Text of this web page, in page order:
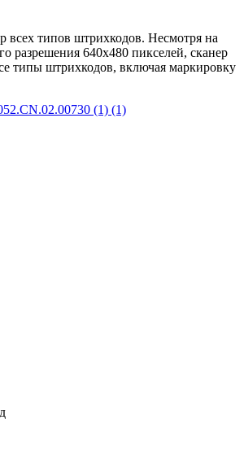
всех типов штрихкодов. Несмотря на
разрешения 640х480 пикселей, сканер
типы штрихкодов, включая маркировку
(1) (1)